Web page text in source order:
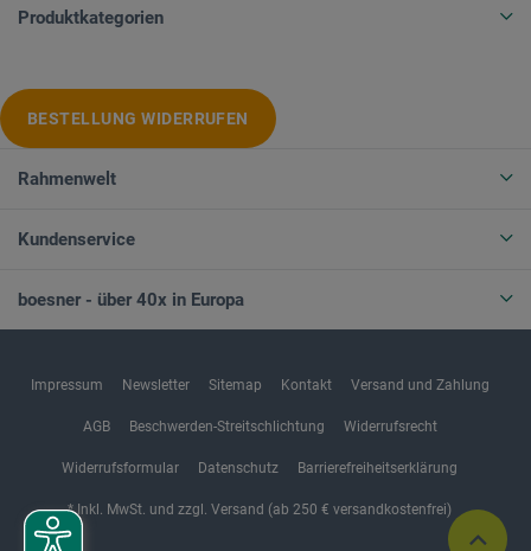
Produktkategorien
BESTELLUNG WIDERRUFEN
Rahmenwelt
Kundenservice
boesner - über 40x in Europa
Impressum Newsletter Sitemap Kontakt Versand und Zahlung
AGB Beschwerden-Streitschlichtung Widerrufsrecht
Widerrufsformular Datenschutz Barrierefreiheitserklärung
* Inkl. MwSt. und zzgl. Versand (ab 250 € versandkostenfrei)